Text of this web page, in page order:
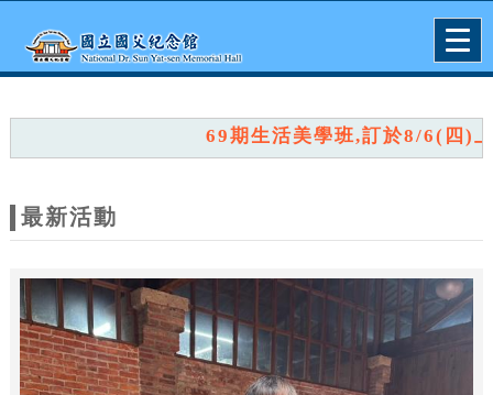
網
站
主
題
69期生活美學班,訂於8/6(四)上午9
最新活動